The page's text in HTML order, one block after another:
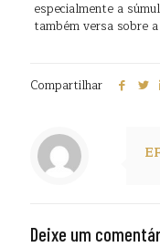
especialmente a
também versa sobre
Compartilhar
Deixe um